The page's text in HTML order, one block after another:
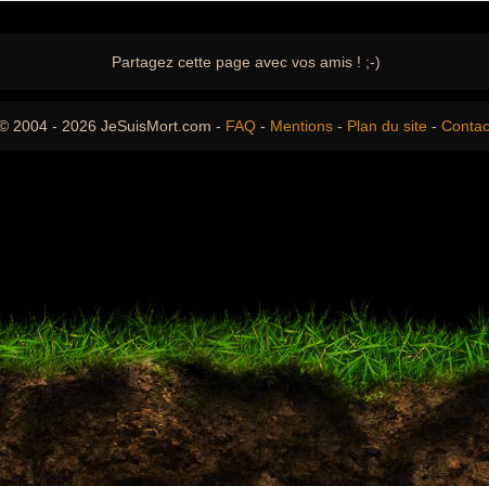
Partagez cette page avec vos amis ! ;-)
2004 - 2026 JeSuisMort.com - FAQ - Mentions - Plan du site -